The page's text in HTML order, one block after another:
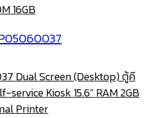
16GB
Dual Screen (Desktop) ตู้คี
service Kiosk 15.6″ RAM 2GB
Printer